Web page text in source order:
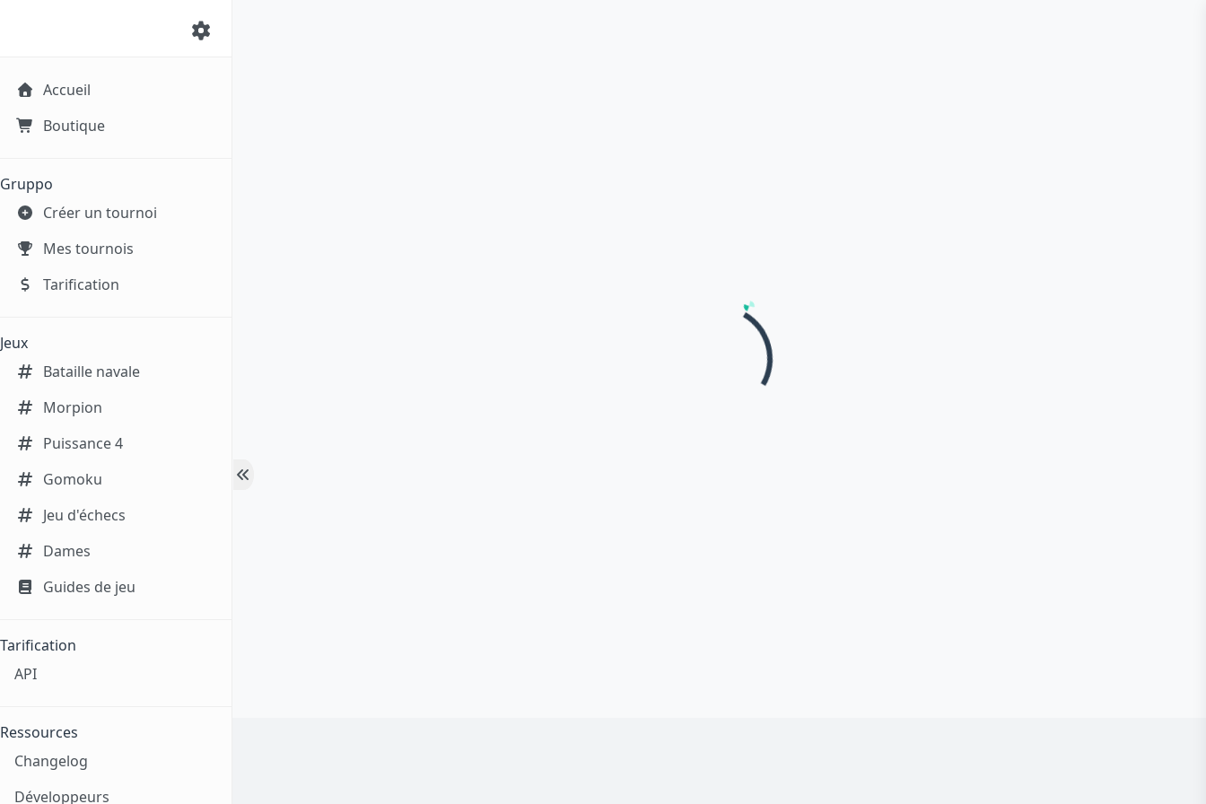
Accueil
Boutique
Gruppo
Créer un tournoi
Mes tournois
Tarification
Jeux
Bataille navale
Morpion
Puissance 4
Gomoku
Jeu d'échecs
Dames
Guides de jeu
Tarification
API
Ressources
Changelog
Développeurs